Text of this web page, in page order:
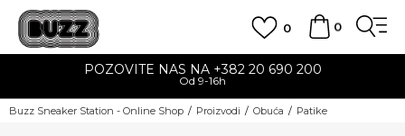
0
0
POZOVITE NAS NA +382 20 690 200
Od 9-16h
Buzz Sneaker Station - Online Shop Proizvodi Obuća Patike